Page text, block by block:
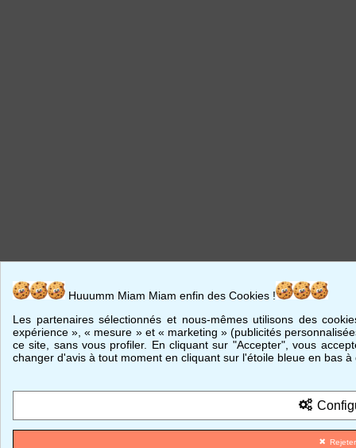
Huuumm Miam Miam enfin des Cookies !
Les partenaires sélectionnés et nous-mêmes utilisons des
expérience », « mesure » et « marketing » (publicités
ce site, sans vous profiler. En cliquant sur "Accepter", vous
changer d'avis à tout moment en cliquant sur l'étoile bleue en bas
Rejeter